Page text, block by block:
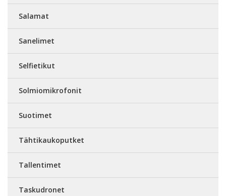
Salamat
Sanelimet
Selfietikut
Solmiomikrofonit
Suotimet
Tähtikaukoputket
Tallentimet
Taskudronet